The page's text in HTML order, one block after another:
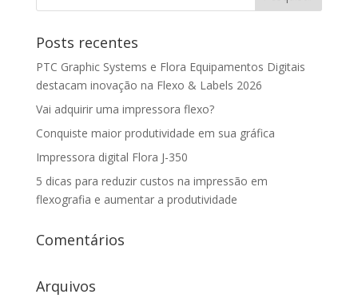
Posts recentes
PTC Graphic Systems e Flora Equipamentos Digitais
destacam inovação na Flexo & Labels 2026
Vai adquirir uma impressora flexo?
Conquiste maior produtividade em sua gráfica
Impressora digital Flora J-350
5 dicas para reduzir custos na impressão em
flexografia e aumentar a produtividade
Comentários
Arquivos